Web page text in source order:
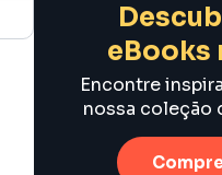
eBooks
Encontre
nossa coleção